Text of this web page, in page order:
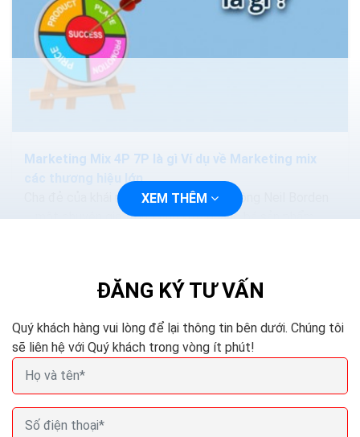
Marketing Mix 4P 7P là gì Ví dụ về Marketing mix
các thương hiệu lớn
Cha đẻ của khái niệm marketing mix là ông Neil Borden
– một chuyên gia trong lĩnh vực quảng bá sản phẩm
XEM THÊM
ĐĂNG KÝ TƯ VẤN
Quý khách hàng vui lòng để lại thông tin bên dưới. Chúng tôi
sẽ liên hệ với Quý khách trong vòng ít phút!